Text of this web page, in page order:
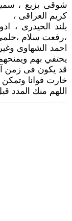
شوقى بزيع ،
كريم العراقى ،
بلند الحيدرى ،
،رفعت سلام
احمد الشهاوى
يحتفي بهم
قد يكون فى زمن
خارت فوانا وتمكن
اللهم منك المدد